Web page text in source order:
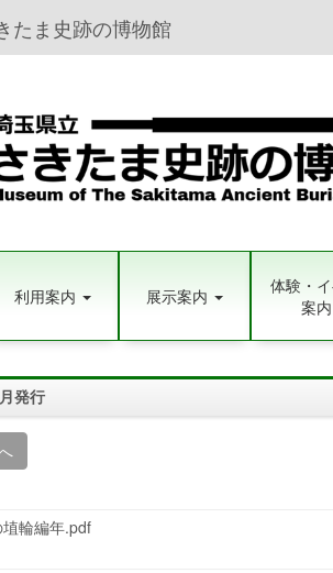
たま史跡の博物館
利用案内 展示案内
体験・
案内
発行
輪編年.pdf